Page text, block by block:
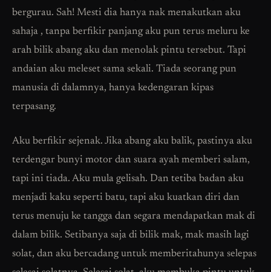
bergurau. Sah! Mesti dia hanya nak menakutkan aku
sahaja , tanpa berfikir panjang aku pun terus meluru ke
arah bilik abang aku dan menolak pintu tersebut. Tapi
andaian aku meleset sama sekali. Tiada seorang pun
manusia di dalamnya, hanya kedengaran kipas
terpasang.
Aku berfikir sejenak. Jika abang aku balik, pastinya aku
terdengar bunyi motor dan suara ayah memberi salam,
tapi ini tiada. Aku mula gelisah. Dan tetiba badan aku
menjadi kaku seperti batu, tapi aku kuatkan diri dan
terus menuju ke tangga dan segara mendapatkan mak di
dalam bilik. Setibanya saja di bilik mak, mak masih lagi
solat, dan aku bercadang untuk memberitahunya selepas